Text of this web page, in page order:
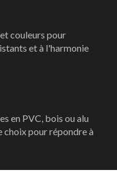
couleurs pour
et à l'harmonie
en PVC, bois ou alu
choix pour répondre à